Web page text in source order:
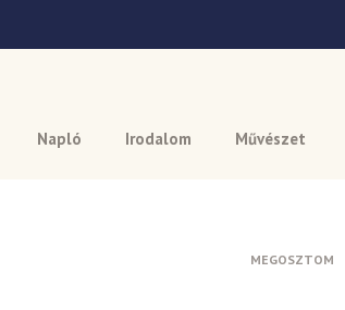
Napló Irodalom Művészet
MEGOSZTOM